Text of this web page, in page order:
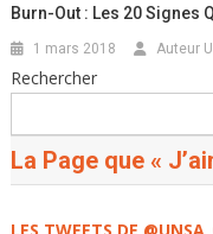
Burn-Out : Les 20 Signes
1 mars 2018 Auteur
Rechercher
La Page que «